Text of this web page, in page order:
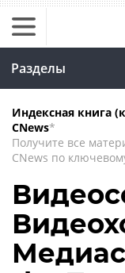
Разделы
Индексная книга
CNews*
Получите все
CNews по